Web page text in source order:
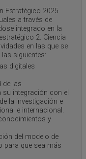
Estratégico 2025-
a través de
integrado en la
2: Ciencia
en las que se
siguientes:
digitales
de las
integración con el
la investigación e
e internacional.
y
del modelo de
para que sea más